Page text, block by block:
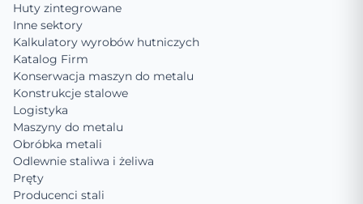
Huty zintegrowane
Inne sektory
Kalkulatory wyrobów hutniczych
Katalog Firm
Konserwacja maszyn do metalu
Konstrukcje stalowe
Logistyka
Maszyny do metalu
Obróbka metali
Odlewnie staliwa i żeliwa
Pręty
Producenci stali